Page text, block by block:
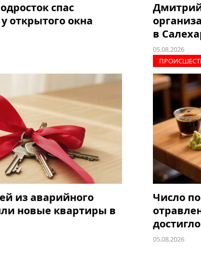
спас
открытого окна
в
05.08.2026
из аварийного
новые квартиры в
Число
05.08.2026